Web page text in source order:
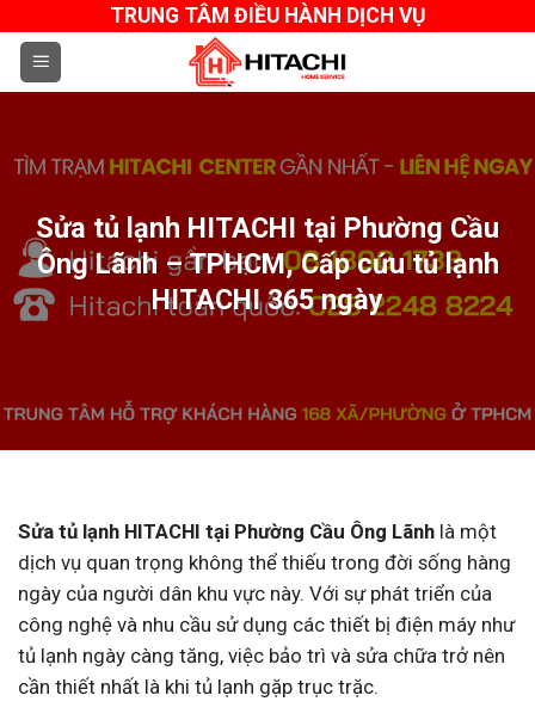
content
TRUNG TÂM ĐIỀU HÀNH DỊCH VỤ
Sửa tủ lạnh HITACHI tại Phường Cầu
Ông Lãnh – TPHCM, Cấp cứu tủ lạnh
HITACHI 365 ngày
Sửa tủ lạnh HITACHI tại Phường Cầu Ông Lãnh là một
dịch vụ quan trọng không thể thiếu trong đời sống hàng
ngày của người dân khu vực này. Với sự phát triển của
công nghệ và nhu cầu sử dụng các thiết bị điện máy như
tủ lạnh ngày càng tăng, việc bảo trì và sửa chữa trở nên
cần thiết nhất là khi tủ lạnh gặp trục trặc.